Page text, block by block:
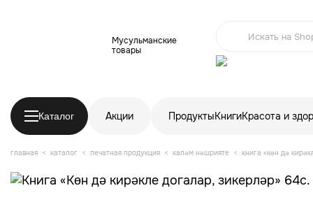
Мусульманские
товары
Каталог Акции ПродуктыКнигиКрасота и
главная каталог печатная продукция каләм нәшрияте книга «көн дә